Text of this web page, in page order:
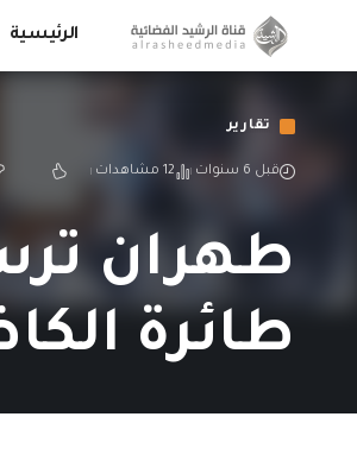
الرئيسية
تقارير
قبل 6 سنوات 12 مشاهدات
طهران
طائرة